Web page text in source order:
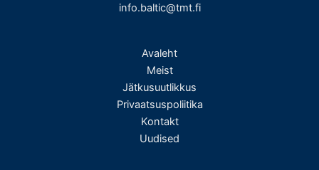
info.baltic@tmt.fi
Avaleht
Meist
Jätkusuutlikkus
Privaatsuspoliitika
Kontakt
Uudised